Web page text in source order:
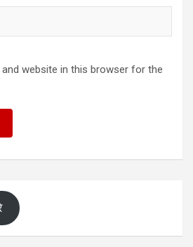
and website in this browser for the